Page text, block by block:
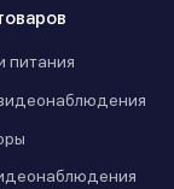
питания